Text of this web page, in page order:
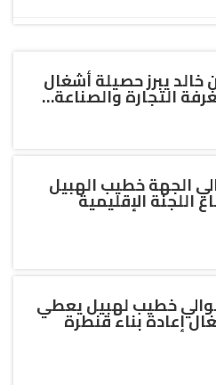
خالد يبرز حصيلة أشغال
الجهة خطيب الهبيل
اللجنة الإقليمية
خطيب لهبيل يعطي
إعادة بناء قنطرة